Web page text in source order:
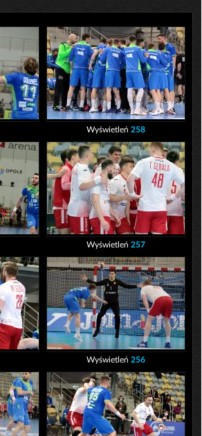
Wyświetleń 258
Wyświetleń 257
Wyświetleń 256